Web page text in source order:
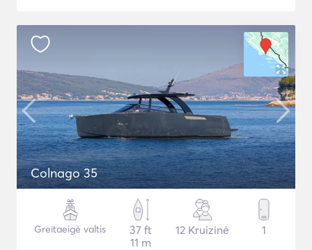
Colnago 35
Greitaeigė valtis
37 ft
11 m
12 Kruizinė 1